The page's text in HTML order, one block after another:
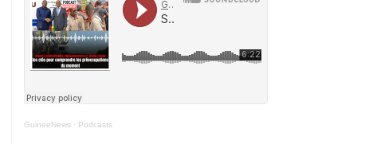
GuineeNews · Podcasts